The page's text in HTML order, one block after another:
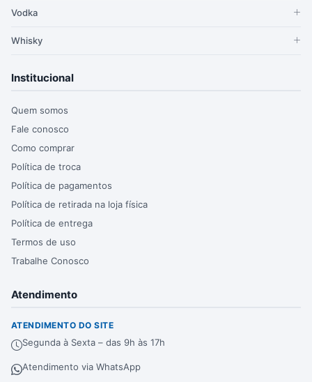
Vodka
Whisky
Institucional
Quem somos
Fale conosco
Como comprar
Política de troca
Política de pagamentos
Política de retirada na loja física
Política de entrega
Termos de uso
Trabalhe Conosco
Atendimento
ATENDIMENTO DO SITE
Segunda à Sexta – das 9h às 17h
Atendimento via WhatsApp